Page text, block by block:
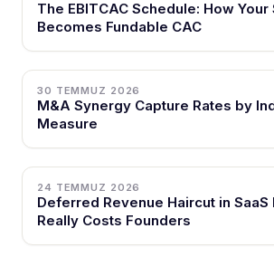
The EBITCAC Schedule: How Your
Becomes Fundable CAC
30 TEMMUZ 2026
M&A Synergy Capture Rates by
Measure
24 TEMMUZ 2026
Deferred Revenue Haircut in SaaS
Really Costs Founders